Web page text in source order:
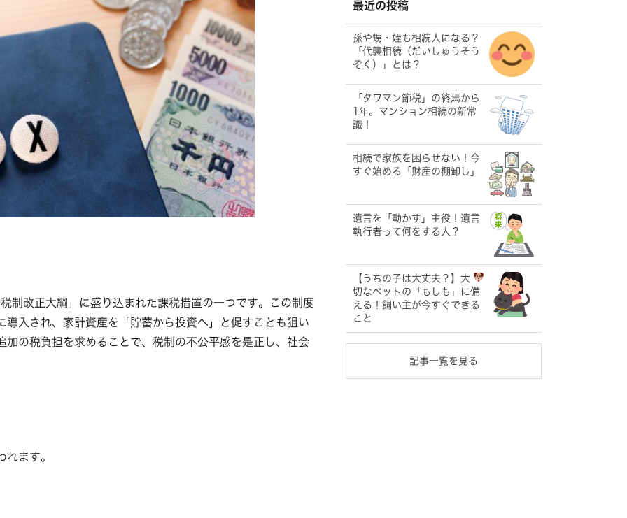
制改正大綱」に盛り込まれた課税措置の一つです。この制度
入され、家計資産を「貯蓄から投資へ」と促すことも狙い
の税負担を求めることで、税制の不公平感を是正し、社会
ます。
最近の投稿
孫や甥・姪も相続人になる？
「代襲相続（だいしゅうそう
ぞく）」とは？
「タワマン節税」の終焉から
1年。マンション相続の新常
識！
相続で家族を困らせない！今
すぐ始める「財産の棚卸し」
遺言を「動かす」主役！遺言
執行者って何をする人？
【うちの子は大丈夫？】大
切なペットの「もしも」に備
える！飼い主が今すぐできる
こと
記事一覧を見る